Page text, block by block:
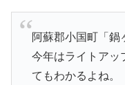
阿蘇郡小国町「鍋
今年はライトアッ
てもわかるよね。